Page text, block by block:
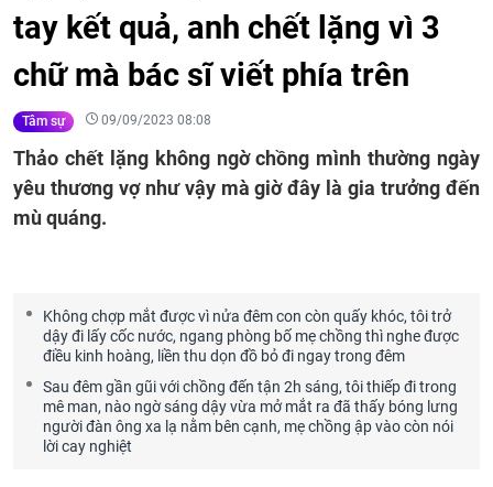
tay kết quả, anh chết lặng vì 3
chữ mà bác sĩ viết phía trên
Tâm sự 09/09/2023 08:08
Thảo chết lặng không ngờ chồng mình thường ngày
yêu thương vợ như vậy mà giờ đây là gia trưởng đến
mù quáng.
Không chợp mắt được vì nửa đêm con còn quấy khóc, tôi trở
dậy đi lấy cốc nước, ngang phòng bố mẹ chồng thì nghe được
điều kinh hoàng, liền thu dọn đồ bỏ đi ngay trong đêm
Sau đêm gần gũi với chồng đến tận 2h sáng, tôi thiếp đi trong
mê man, nào ngờ sáng dậy vừa mở mắt ra đã thấy bóng lưng
người đàn ông xa lạ nằm bên cạnh, mẹ chồng ập vào còn nói
lời cay nghiệt